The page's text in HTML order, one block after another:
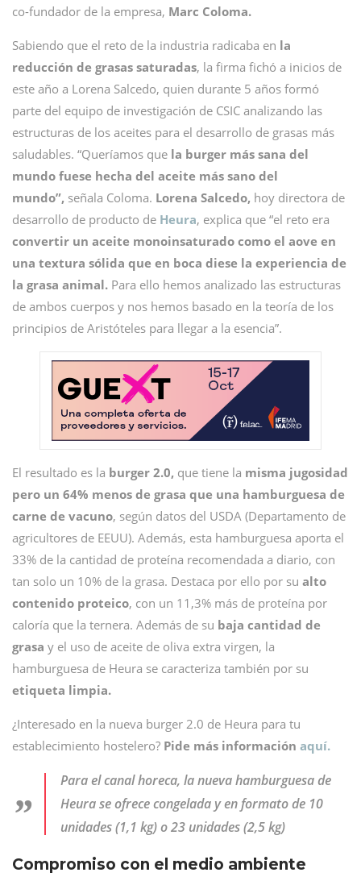
co-fundador de la empresa, Marc Coloma.
Sabiendo que el reto de la industria radicaba en la
reducción de grasas saturadas, la firma fichó a inicios de
este año a Lorena Salcedo, quien durante 5 años formó
parte del equipo de investigación de CSIC analizando las
estructuras de los aceites para el desarrollo de grasas más
saludables. “Queríamos que la burger más sana del
mundo fuese hecha del aceite más sano del
mundo”, señala Coloma. Lorena Salcedo, hoy directora de
desarrollo de producto de Heura, explica que “el reto era
convertir un aceite monoinsaturado como el aove en
una textura sólida que en boca diese la experiencia de
la grasa animal. Para ello hemos analizado las estructuras
de ambos cuerpos y nos hemos basado en la teoría de los
principios de Aristóteles para llegar a la esencia”.
El resultado es la burger 2.0, que tiene la misma jugosidad
pero un 64% menos de grasa que una hamburguesa de
carne de vacuno, según datos del USDA (Departamento de
agricultores de EEUU). Además, esta hamburguesa aporta el
33% de la cantidad de proteína recomendada a diario, con
tan solo un 10% de la grasa. Destaca por ello por su alto
contenido proteico, con un 11,3% más de proteína por
caloría que la ternera. Además de su baja cantidad de
grasa y el uso de aceite de oliva extra virgen, la
hamburguesa de Heura se caracteriza también por su
etiqueta limpia.
¿Interesado en la nueva burger 2.0 de Heura para tu
establecimiento hostelero? Pide más información aquí.
Para el canal horeca, la nueva hamburguesa de
Heura se ofrece congelada y en formato de 10
unidades (1,1 kg) o 23 unidades (2,5 kg)
Compromiso con el medio ambiente